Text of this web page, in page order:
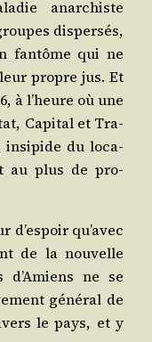
anar­chiste
dis­per­sés,
fan­tôme qui ne
propre jus. Et
à l’heure où une
Capi­tal et Tra­
insi­pide du loca­
au plus de pro­
qu’avec
de la nou­velle
d’Amiens ne se
géné­ral de
le pays, et y